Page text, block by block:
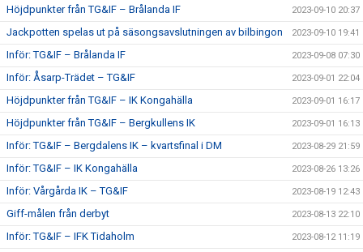
Höjdpunkter från TG&IF – Brålanda IF 2023-09-10 20:37
Jackpotten spelas ut på säsongsavslutningen av bilbingon 2023-09-10 19:41
Inför: TG&IF – Brålanda IF 2023-09-08 07:30
Inför: Åsarp-Trädet – TG&IF 2023-09-01 22:04
Höjdpunkter från TG&IF – IK Kongahälla 2023-09-01 16:17
Höjdpunkter från TG&IF – Bergkullens IK 2023-09-01 16:13
Inför: TG&IF – Bergdalens IK – kvartsfinal i DM 2023-08-29 21:59
Inför: TG&IF – IK Kongahälla 2023-08-26 13:26
Inför: Vårgårda IK – TG&IF 2023-08-19 12:43
Giff-målen från derbyt 2023-08-13 22:10
Inför: TG&IF – IFK Tidaholm 2023-08-12 11:19